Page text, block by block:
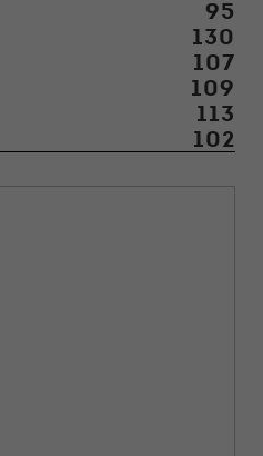
95
130
107
109
113
102